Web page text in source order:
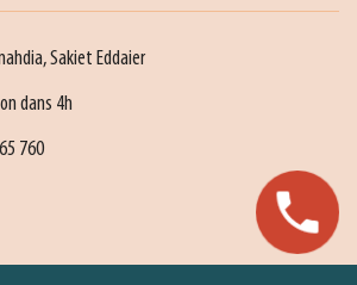
Sakiet Eddaier
dans 4h
760